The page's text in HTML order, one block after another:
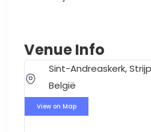
Venue Info
Sint-Andreaskerk,
België
View on Map